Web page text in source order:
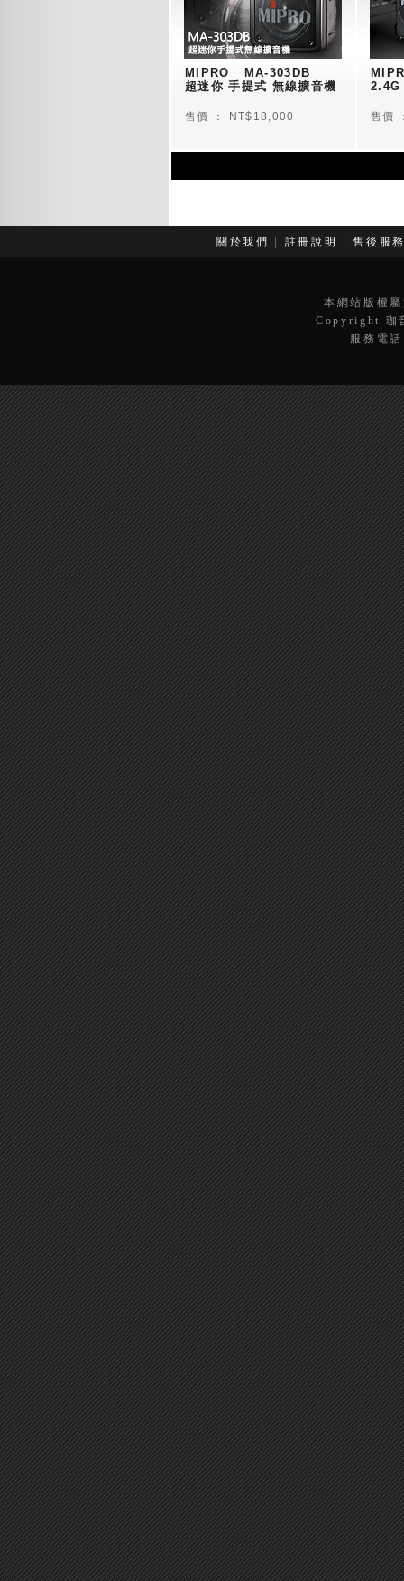
MIPRO   MA-303DB
超迷你 手提式 無線擴音機
售價 ： NT$18,000
2.4G
售價
關於我們 註冊說明 售後服
本網站版權
Copyright 珈
服務電